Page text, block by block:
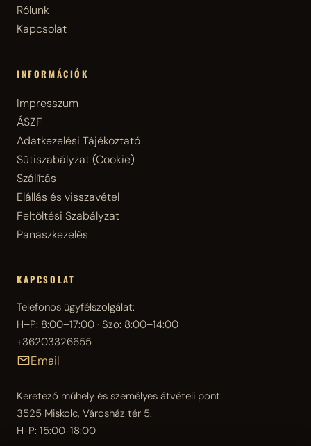
Rólunk
Kapcsolat
INFORMÁCIÓK
Impresszum
ÁSZF
Adatkezelési Tájékoztató
Sütiszabályzat (Cookie)
Szállítás
Elállás és visszavétel
Feltöltési Szabályzat
Panaszkezelés
KAPCSOLAT
Telefonos ügyfélszolgálat:
H–P: 8:00–17:00 · Szo: 8:00–14:00
+36203326655
Email
Keretező műhely és személyes átvételi pont:
3525 Miskolc, Városház tér 5.
H-P: 15:00-18:00